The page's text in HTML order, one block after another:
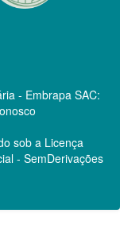
- Embrapa SAC:
sob a Licença
- SemDerivações